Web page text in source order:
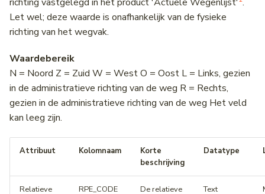
Let wel; deze waarde is onafhankelijk van de fysieke
richting van het wegvak.
Waardebereik
N = Noord Z = Zuid W = West O = Oost L = Links, gezien
in de administratieve richting van de weg R = Rechts,
gezien in de administratieve richting van de weg Het veld
kan leeg zijn.
Attribuut Kolomnaam
Korte
beschrijving
Datatype
Relatieve
RPE_CODE
De relatieve
Text